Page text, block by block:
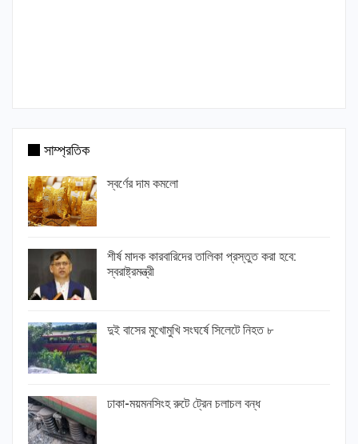
সাম্প্রতিক
স্বর্ণের দাম কমলো
শীর্ষ মাদক কারবারিদের তালিকা প্রস্তুত করা হবে:
স্বরাষ্ট্রমন্ত্রী
দুই বাসের মুখোমুখি সংঘর্ষে সিলেটে নিহত ৮
ঢাকা-ময়মনসিংহ রুটে ট্রেন চলাচল বন্ধ